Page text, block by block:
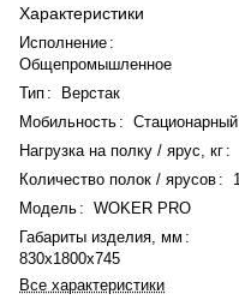
Характеристики
Исполнение :
Общепромышленное
Тип :
Верстак
Мобильность : Стационарный
Нагрузка на полку / ярус, кг :
Количество полок / ярусов :
1
Модель : WOKER PRO
Габариты изделия, мм :
830x1800x745
Все характеристики